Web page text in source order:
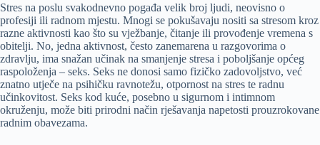
Stres na poslu svakodnevno pogađa velik broj ljudi, neovisno o
profesiji ili radnom mjestu. Mnogi se pokušavaju nositi sa stresom kroz
razne aktivnosti kao što su vježbanje, čitanje ili provođenje vremena s
obitelji. No, jedna aktivnost, često zanemarena u razgovorima o
zdravlju, ima snažan učinak na smanjenje stresa i poboljšanje općeg
raspoloženja – seks. Seks ne donosi samo fizičko zadovoljstvo, već
znatno utječe na psihičku ravnotežu, otpornost na stres te radnu
učinkovitost. Seks kod kuće, posebno u sigurnom i intimnom
okruženju, može biti prirodni način rješavanja napetosti prouzrokovane
radnim obavezama.